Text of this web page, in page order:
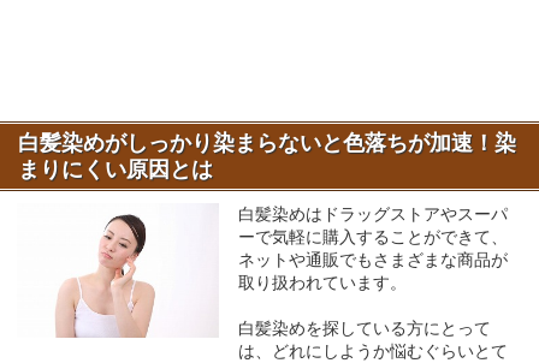
白髪染めがしっかり染まらないと色落ちが加速！染
まりにくい原因とは
白髪染めはドラッグストアやスーパ
ーで気軽に購入することができて、
ネットや通販でもさまざまな商品が
取り扱われています。
白髪染めを探している方にとって
は、どれにしようか悩むぐらいとて